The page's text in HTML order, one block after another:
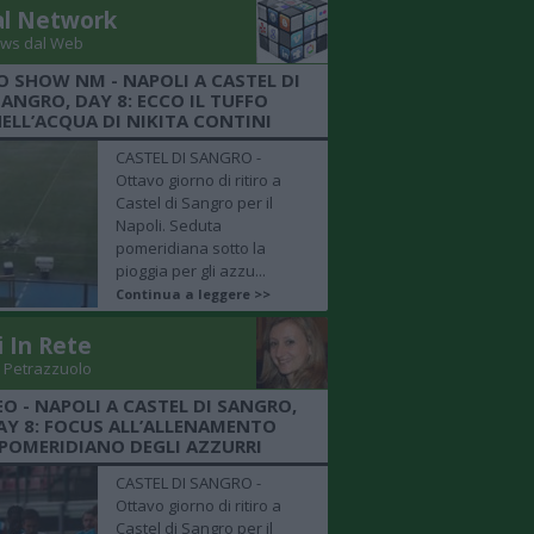
Network
dal Web
SHOW NM - NAPOLI A CASTEL DI
DAY 8: ECCO IL TUFFO
DI NIKITA CONTINI
CASTEL DI SANGRO -
Ottavo giorno di ritiro a
Castel di Sangro per il
Napoli. Seduta
pomeridiana sotto la
pioggia per gli azzu...
Continua a leggere >>
Rete
Petrazzuolo
- NAPOLI A CASTEL DI SANGRO,
8: FOCUS ALL’ALLENAMENTO
DEGLI AZZURRI
CASTEL DI SANGRO -
Ottavo giorno di ritiro a
Castel di Sangro per il